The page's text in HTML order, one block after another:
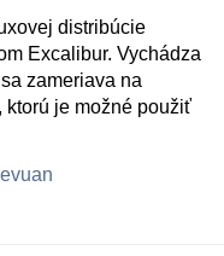
distribúcie
Excalibur. Vychádza
zameriava na
ktorú je možné použiť